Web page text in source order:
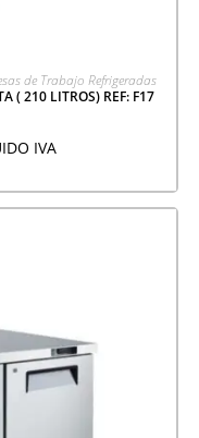
de Trabajo Refrigeradas
( 210 LITROS) REF: F17
IVA